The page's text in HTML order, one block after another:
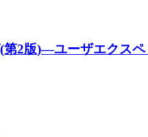
(第2版)―ユーザエクス